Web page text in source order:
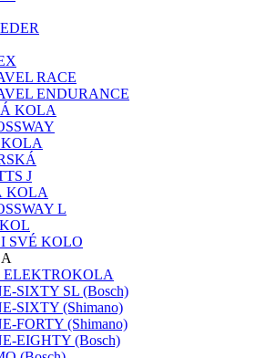
RACE
ENDURANCE
KOLA
J
KOLA
L
SVÉ KOLO
ELEKTROKOLA
SIXTY SL (Bosch)
SIXTY (Shimano)
FORTY (Shimano)
EIGHTY (Bosch)